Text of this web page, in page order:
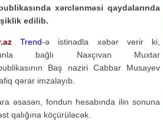
xərclənməsi qaydalarında
edilib.
Trend-ə istinadla xəbər verir ki,
bağlı Naxçıvan Muxtar
Baş naziri Cabbar Musayev
qərar imzalayıb.
əsasən, fondun hesabında ilin sonuna
qalığına köçürüləcək.